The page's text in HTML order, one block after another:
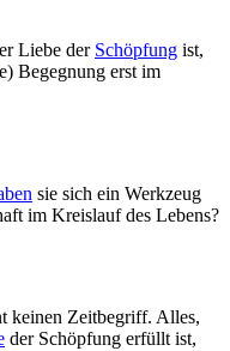
Liebe der Schöpfung ist,
Begegnung erst im
sie sich ein Werkzeug
im Kreislauf des Lebens?
keinen Zeitbegriff. Alles,
der Schöpfung erfüllt ist,